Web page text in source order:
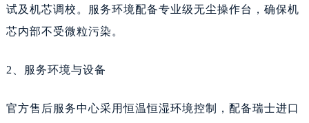
云南省楚雄彝族自治州楚雄市鹿城南路天梭售后服务中心（需提前预约）
云南省丽江市古城区七星街天梭售后服务中心（需提前预约）
试及机芯调校。服务环境配备专业级无尘操作台，确保机
芯内部不受微粒污染。
2、服务环境与设备
官方售后服务中心采用恒温恒湿环境控制，配备瑞士进口